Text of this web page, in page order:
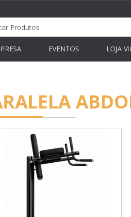
EVENTOS LOJA